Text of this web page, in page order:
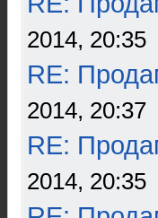
2014, 20:35
RE:
2014, 20:37
RE:
2014, 20:35